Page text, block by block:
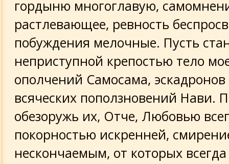
гордыню многоглавую,
растлевающее, ревность
побуждения мелочные. Пусть
неприступной крепостью тело
ополчений Самосама, эскадронов
всяческих поползновений Нави.
обезоружь их, Отче, Любовью
покорностью искренней,
нескончаемым, от которых